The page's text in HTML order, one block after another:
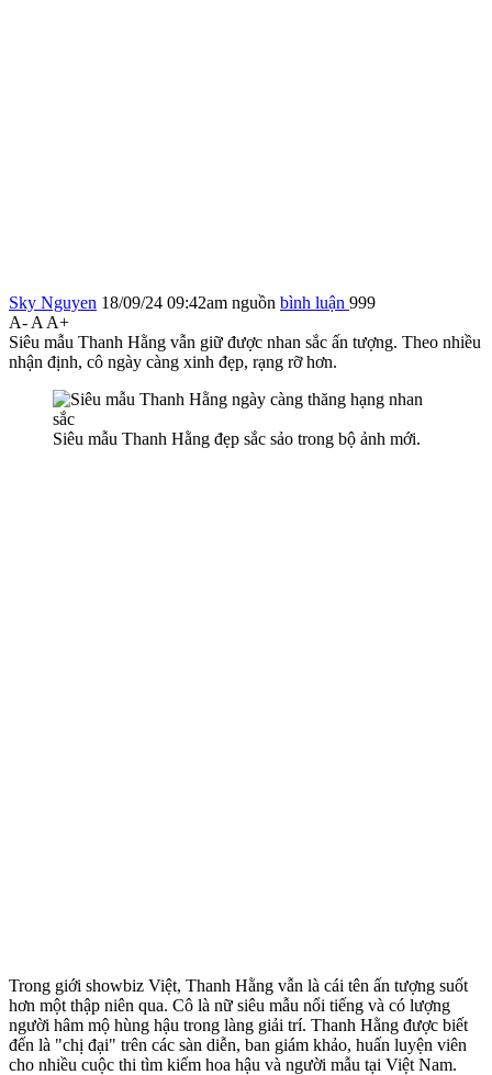
Sky Nguyen 18/09/24 09:42am nguồn bình luận 999
A- A A+
Siêu mẫu Thanh Hằng vẫn giữ được nhan sắc ấn tượng. Theo nhiều
nhận định, cô ngày càng xinh đẹp, rạng rỡ hơn.
Siêu mẫu Thanh Hằng đẹp sắc sảo trong bộ ảnh mới.
Trong giới showbiz Việt, Thanh Hằng vẫn là cái tên ấn tượng suốt
hơn một thập niên qua. Cô là nữ siêu mẫu nổi tiếng và có lượng
người hâm mộ hùng hậu trong làng giải trí. Thanh Hằng được biết
đến là "chị đại" trên các sàn diễn, ban giám khảo, huấn luyện viên
cho nhiều cuộc thi tìm kiếm hoa hậu và người mẫu tại Việt Nam.